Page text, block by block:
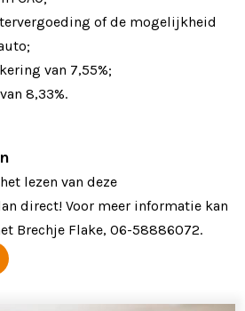
of de mogelijkheid
van 7,55%;
8,33%.
lezen van deze
direct! Voor meer informatie kan
Brechje Flake, 06-58886072.